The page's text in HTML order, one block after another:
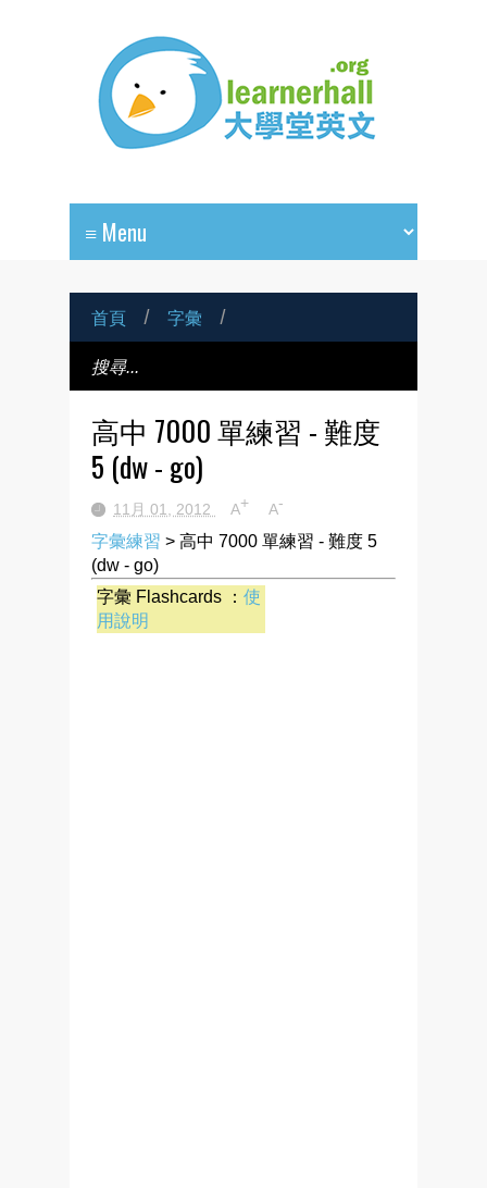
首頁 / 字彙 /
高中 7000 單練習 - 難度
5 (dw - go)
11月 01, 2012 A+ A-
字彙練習 > 高中 7000 單練習 - 難度 5
(dw - go)
字彙 Flashcards ： 使
用說明